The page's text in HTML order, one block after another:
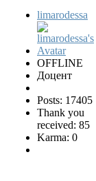
limarodessa
OFFLINE
Доцент
Posts: 17405
Thank you
received: 85
Karma: 0